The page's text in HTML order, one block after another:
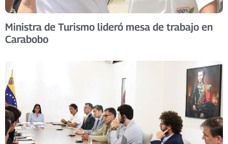
Ministra de Turismo lideró mesa de trabajo en
Carabobo